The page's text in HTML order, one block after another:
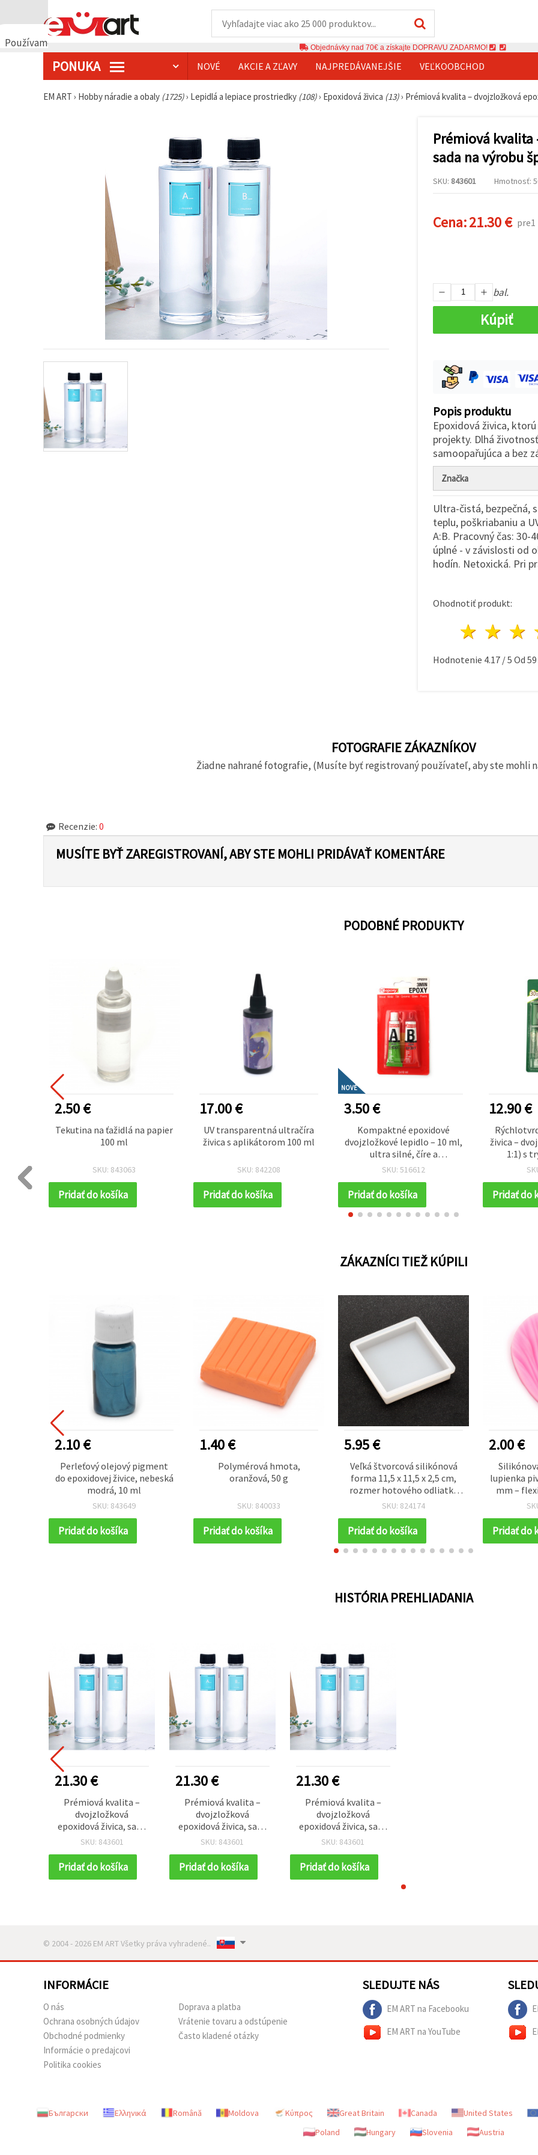
Používame
Objednávky nad 70€ a získajte DOPRAVU ZADARMO!
PONUKA NOVÉ AKCIE A ZĽAVY NAJPREDÁVANEJŠIE VEĽKOOBCHOD
EM ART › Hobby náradie a obaly (1725)› Lepidlá a lepiace prostriedky (108)› Epoxidová živica (13)› Prémiová kvalita – dvojzložková
Prémiová
sada na výrobu
SKU: 843601 Hmotnosť:
Cena:21.30 € pre1
bal.
Kúpiť
Popis produktu
Epoxidová živica,
projekty. Dlhá
samoopařujúca a bez
Značka
Ultra-čistá, bezpečná,
teplu, poškriabaniu a
A:B. Pracovný čas:
úplné - v závislosti od
hodín. Netoxická. Pri
Ohodnotiť produkt:
2
1
Hodnotenie 4.17 /5 Od 59
FOTOGRAFIE ZÁKAZNÍKOV
Žiadne nahrané fotografie, (Musíte byť registrovaný používateľ, aby ste mohli
Recenzie: 0
MUSÍTE BYŤ ZAREGISTROVANÍ, ABY STE MOHLI PRIDÁVAŤ KOMENTÁRE
PODOBNÉ PRODUKTY
2.50 €
Tekutina na ťažidlá na papier
100 ml
SKU: 843063
Pridať do košíka
17.00 €
UV transparentná ultračíra
živica s aplikátorom 100 ml
SKU: 842208
Pridať do košíka
NOVÉ
3.50 €
Kompaktné epoxidové
dvojzložkové lepidlo – 10 ml,
ultra silné, číre a
rýchlotvrdnúce na šperky,
hobby a kreatívnych
projektoch
SKU: 516612
Pridať do košíka
12.90 €
živica –
1:1) s
Pridať do
ZÁKAZNÍCI TIEŽ KÚPILI
2.10 €
Perleťový olejový pigment
do epoxidovej živice, nebeská
modrá, 10 ml
SKU: 843649
Pridať do košíka
1.40 €
Polymérová hmota,
oranžová, 50 g
SKU: 840033
Pridať do košíka
5.95 €
Veľká štvorcová silikónová
forma 11,5 x 11,5 x 2,5 cm,
rozmer hotového odliatku
10 x 10 x 2 cm
SKU: 824174
Pridať do košíka
2.00 €
lupienka
mm –
forma
a
Pridať do
HISTÓRIA PREHLIADANIA
21.30 €
Prémiová kvalita –
dvojzložková
epoxidová živica, sada
na výrobu šperkov,
SKU: 843601
Pridať do košíka
21.30 €
Prémiová kvalita –
dvojzložková
epoxidová živica, sada
na výrobu šperkov,
SKU: 843601
Pridať do košíka
21.30 €
Prémiová kvalita –
dvojzložková
epoxidová živica, sada
na výrobu šperkov,
SKU: 843601
Pridať do košíka
© 2004 - 2026 EM ART Všetky práva vyhradené..
INFORMÁCIE
O nás
Ochrana osobných údajov
Obchodné podmienky
Informácie o predajcovi
Politika cookies
Doprava a platba
Vrátenie tovaru a odstúpenie
Často kladené otázky
SLEDUJTE NÁS
EM ART na Facebooku
EM ART na YouTube
Български Ελληνικά Română Moldova Κύπρος Great Britain Canada United States
Poland
Hungary Slovenia Austria